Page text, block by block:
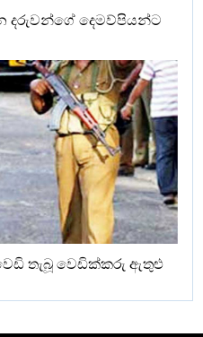
දරුවන්ගේ දෙමව්පියන්ට
තැබූ වෙඩික්කරු ඇතුළු